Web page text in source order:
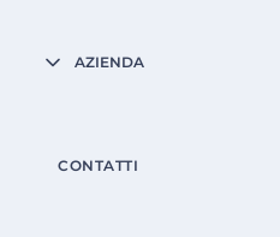
AZIENDA
CONTATTI